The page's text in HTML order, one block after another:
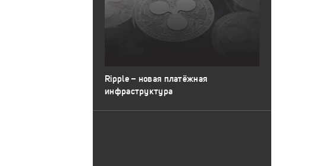
Ripple – новая платёжная
инфраструктура